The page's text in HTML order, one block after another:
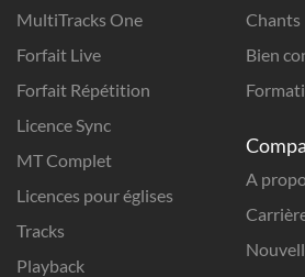
MultiTracks One
Forfait Live
Forfait Répétition
Licence Sync
MT Complet
Licences pour églises
Tracks
Playback
Chants
Bien
A